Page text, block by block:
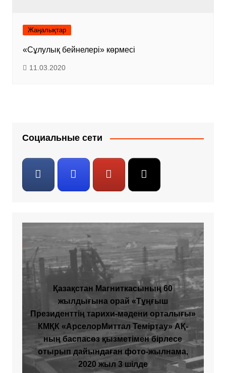
Жаңалықтар
«Сұлулық бейнелері» көрмесі
11.03.2020
Социальные сети
Қазақстан Магниткасының 60
жылдығына орай «Тұңғыш
Президенттің тарихи-мәдени орталығы»
КМҚК «АрселорМиттал Теміртау» АҚ-
ның баспасөз қызметімен бірлесе
отырып дайындаған фото-жылнама,
2020 жыл 3 шілде